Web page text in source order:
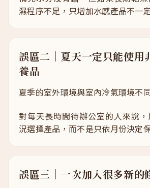
濕程序不足，只增加水感產品不一
誤區二｜夏天一定只能使用
養品
夏季的室外環境與室內冷氣環境不
對每天長時間待辦公室的人來說
況選擇產品，而不是只依月份決定
誤區三｜一次加入很多新的